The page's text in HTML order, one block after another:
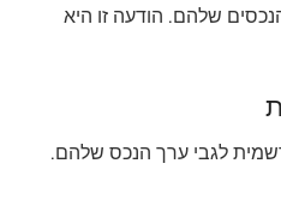
שלהם. הודעה זו היא
לגבי ערך הנכס שלהם.